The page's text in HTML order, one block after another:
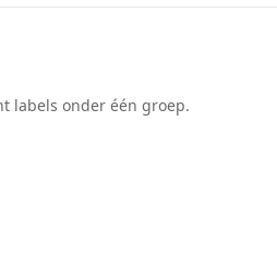
labels onder één groep.